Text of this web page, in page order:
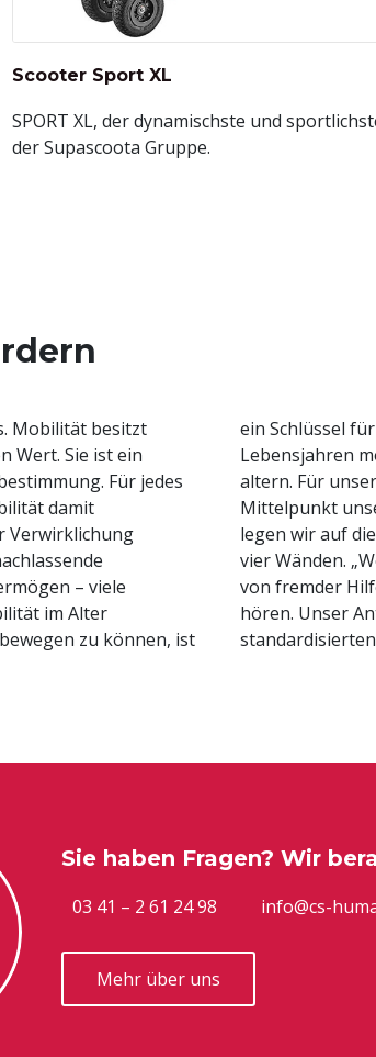
Scooter Sport XL
SPORT XL, der dynamischste und
der Supascoota Gruppe.
Mobilität besitzt
Wert. Sie ist ein
Für jedes
damit
Verwirklichung
– viele
im Alter
zu können, ist
fortgeschrittenen
und in Würde zu
Altersmobilität im
Fokus
in den eigenen
unabhängig
Zitat, dass wir
mit
Sie haben Fragen? Wir
03 41 – 2 61 24 98 info@cs-
Mehr über uns